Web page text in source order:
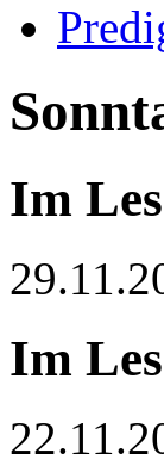
Im
Im